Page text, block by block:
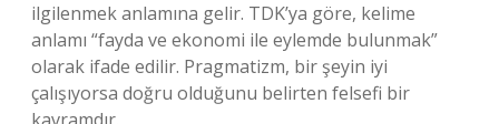
ilgilenmek anlamına gelir. TDK’ya göre, kelime
anlamı “fayda ve ekonomi ile eylemde bulunmak”
olarak ifade edilir. Pragmatizm, bir şeyin iyi
çalışıyorsa doğru olduğunu belirten felsefi bir